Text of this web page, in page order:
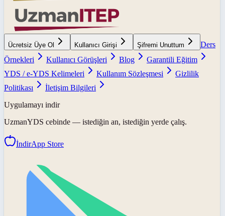
Ücretsiz Üye Ol Kullanıcı Girişi Şifremi Unuttum
Ders
Örnekleri
Kullanıcı Görüşleri Blog
Garantili Eğitim
YDS / e-YDS Kelimeleri
Kullanım Sözleşmesi
Gizlilik
Politikası
İletişim Bilgileri
Uygulamayı indir
UzmanYDS cebinde — istediğin an, istediğin yerde çalış.
İndirApp Store